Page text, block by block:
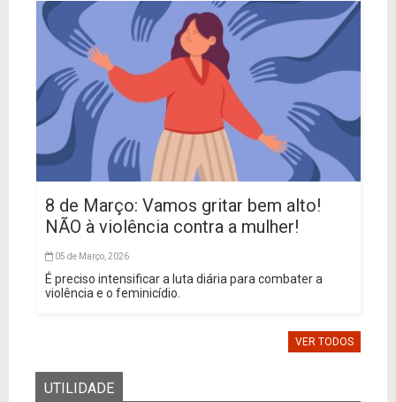
8 de Março: Vamos gritar bem alto!
NÃO à violência contra a mulher!
05 de Março, 2026
É preciso intensificar a luta diária para combater a
violência e o feminicídio.
VER TODOS
UTILIDADE